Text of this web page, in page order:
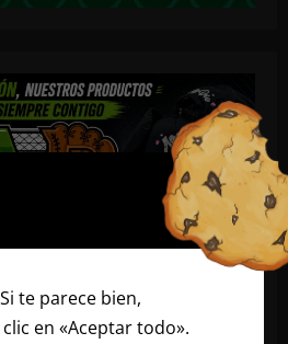
te parece bien,
en «Aceptar todo».